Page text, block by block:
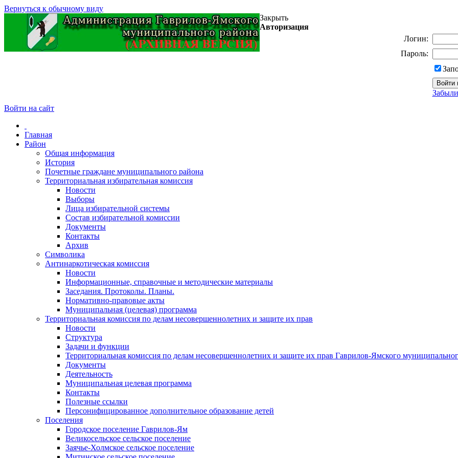
Вернуться к обычному виду
Закрыть
Авторизация
Логин:
Пароль:
Войти на сайт
Главная
Район
Общая информация
История
Почетные граждане муниципального района
Территориальная избирательная комиссия
Новости
Выборы
Лица избирательной системы
Состав избирательной комиссии
Документы
Контакты
Архив
Символика
Антинаркотическая комиссия
Новости
Информационные, справочные и методические материалы
Заседания. Протоколы. Планы.
Нормативно-правовые акты
Муниципальная (целевая) программа
Территориальная комиссия по делам несовершеннолетних и защите их прав
Новости
Структура
Задачи и функции
Территориальная комиссия по делам несовершеннолетних и защите их прав Гаврилов-Ямского
Документы
Деятельность
Муниципальная целевая программа
Контакты
Полезные ссылки
Персонифицированное дополнительное образование детей
Поселения
Городское поселение Гаврилов-Ям
Великосельское сельское поселение
Заячье-Холмское сельское поселение